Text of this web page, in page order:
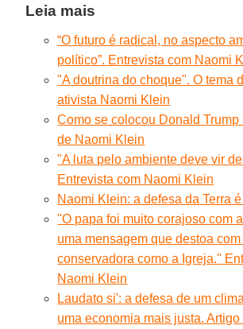
Leia mais
“O futuro é radical, no aspecto
político”. Entrevista com Naomi
"A doutrina do choque". O tema
ativista Naomi Klein
Como se colocou Donald Trump
de Naomi Klein
"A luta pelo ambiente deve vir
Entrevista com Naomi Klein
Naomi Klein: a defesa da Terra
''O papa foi muito corajoso com
uma mensagem que destoa
conservadora como a Igreja.''
Naomi Klein
Laudato si': a defesa de um
uma economia mais justa.